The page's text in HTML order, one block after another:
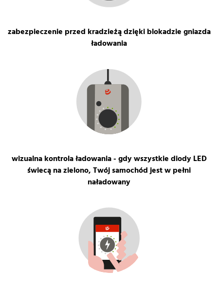
zabezpieczenie przed kradzieżą dzięki blokadzie gniazda
ładowania
wizualna kontrola ładowania - gdy wszystkie diody LED
świecą na zielono, Twój samochód jest w pełni
naładowany